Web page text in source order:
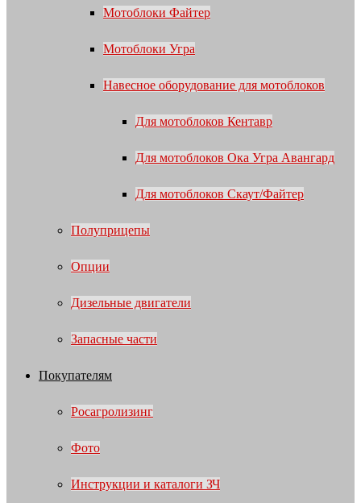
Мотоблоки Файтер
Мотоблоки Угра
Навесное оборудование для мотоблоков
Для мотоблоков Кентавр
Для мотоблоков Ока Угра Авангард
Для мотоблоков Скаут/Файтер
Полуприцепы
Опции
Дизельные двигатели
Запасные части
Покупателям
Росагролизинг
Фото
Инструкции и каталоги ЗЧ